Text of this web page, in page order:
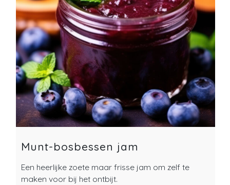
Munt-bosbessen jam
Een heerlijke zoete maar frisse jam om zelf te
maken voor bij het ontbijt.